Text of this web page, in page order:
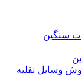
سنگین
وسایل نقلیه